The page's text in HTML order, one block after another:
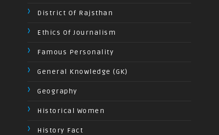
District Of Rajsthan
Ethics Of Journalism
Famous Personality
General Knowledge (GK)
Geography
Historical Women
History Fact